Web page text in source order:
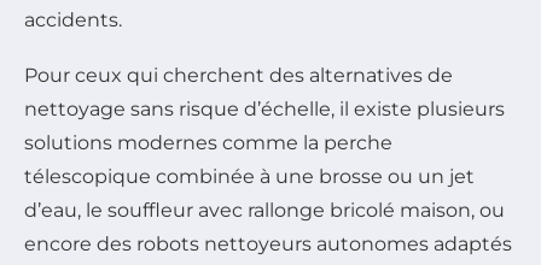
accidents.
Pour ceux qui cherchent des alternatives de
nettoyage sans risque d’échelle, il existe plusieurs
solutions modernes comme la perche
télescopique combinée à une brosse ou un jet
d’eau, le souffleur avec rallonge bricolé maison, ou
encore des robots nettoyeurs autonomes adaptés